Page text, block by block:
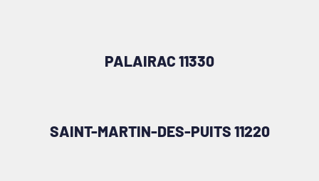
PALAIRAC 11330
SAINT-MARTIN-DES-PUITS 11220